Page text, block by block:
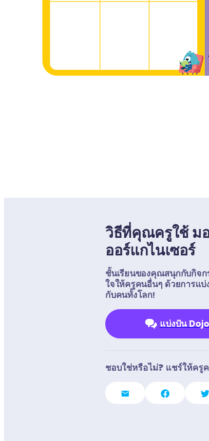
วิธีที่คุณครูใช้ ม
ออร์แกไนเซอร์
ชั้นเรียนของคุณสนุกกับกิจก
ใจให้ครูคนอื่นๆ ด้วยการแ
กับคนทั้งโลก!
แบ่งปัน
ชอบใช่หรือไม่? แชร์ให้ครู